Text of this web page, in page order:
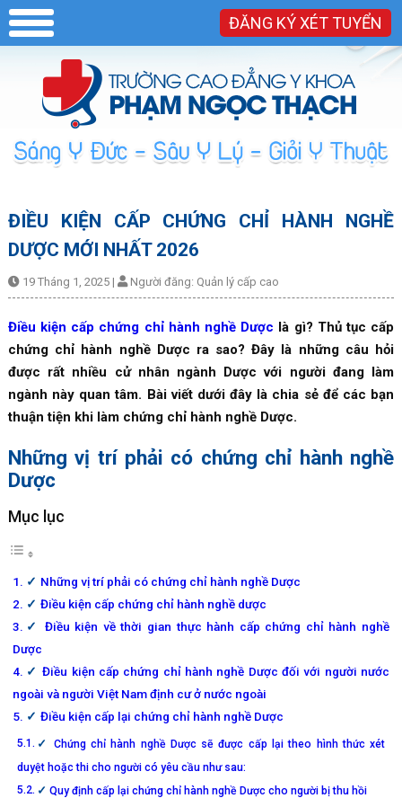
ĐĂNG KÝ XÉT TUYỂN
ĐIỀU KIỆN CẤP CHỨNG CHỈ HÀNH NGHỀ
DƯỢC MỚI NHẤT 2026
19 Tháng 1, 2025 | Người đăng: Quản lý cấp cao
Điều kiện cấp chứng chỉ hành nghề Dược là gì? Thủ tục cấp
chứng chỉ hành nghề Dược ra sao? Đây là những câu hỏi
được rất nhiều cử nhân ngành Dược với người đang làm
ngành này quan tâm. Bài viết dưới đây là chia sẻ để các bạn
thuận tiện khi làm chứng chỉ hành nghề Dược.
Những vị trí phải có chứng chỉ hành nghề
Dược
Mục lục
Những vị trí phải có chứng chỉ hành nghề Dược
Điều kiện cấp chứng chỉ hành nghề dược
Điều kiện về thời gian thực hành cấp chứng chỉ hành nghề
Dược
Điều kiện cấp chứng chỉ hành nghề Dược đối với người nước
ngoài và người Việt Nam định cư ở nước ngoài
Điều kiện cấp lại chứng chỉ hành nghề Dược
Chứng chỉ hành nghề Dược sẽ được cấp lại theo hình thức xét
duyệt hoặc thi cho người có yêu cầu như sau:
Quy định cấp lại chứng chỉ hành nghề Dược cho người bị thu hồi